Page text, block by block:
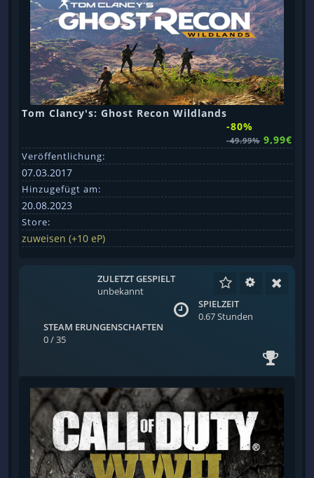
Tom Clancy's: Ghost Recon Wildlands
-80%
-49.99% 9,99€
Veröffentlichung:
07.03.2017
Hinzugefügt am:
20.08.2023
Store:
zuweisen (+10 eP)
ZULETZT GESPIELT
unbekannt
SPIELZEIT
0.67 Stunden
STEAM ERUNGENSCHAFTEN
0 / 35